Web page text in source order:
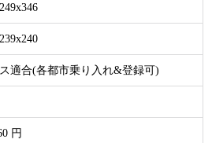
適合(各都市乗り入れ&登録可)
円